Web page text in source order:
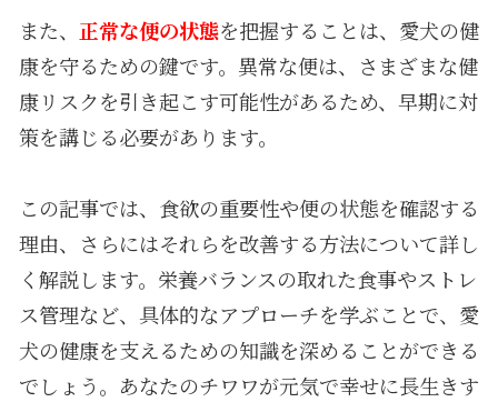
また、 正常な便の状態を把握することは、愛犬の健
康を守るための鍵です。異常な便は、さまざまな健
康リスクを引き起こす可能性があるため、早期に対
策を講じる必要があります。
この記事では、食欲の重要性や便の状態を確認する
理由、さらにはそれらを改善する方法について詳し
く解説します。栄養バランスの取れた食事やストレ
ス管理など、具体的なアプローチを学ぶことで、愛
犬の健康を支えるための知識を深めることができる
でしょう。あなたのチワワが元気で幸せに長生きす